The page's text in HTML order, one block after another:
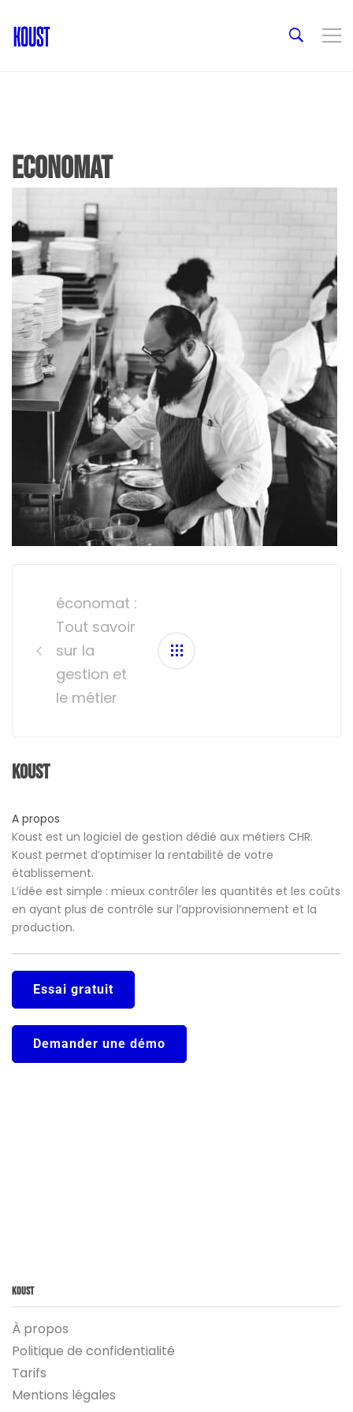
economat
navigationéconomat :
Tout savoir
sur la
gestion et
le métier
Koust
A propos
Koust est un logiciel de gestion dédié aux métiers CHR.
Koust permet d’optimiser la rentabilité de votre
établissement.
L’idée est simple : mieux contrôler les quantités et les coûts
en ayant plus de contrôle sur l’approvisionnement et la
production.
Essai gratuit
Demander une démo
Koust
À propos
Politique de confidentialité
Tarifs
Mentions légales